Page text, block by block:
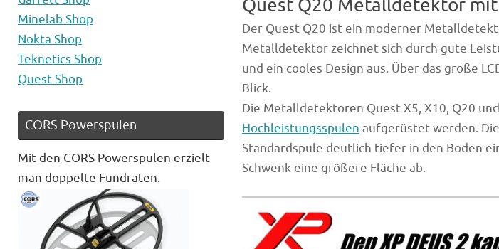
Quest Q20 Metalldetektor mit
Der Quest Q20 ist ein moderner
Metalldetektor zeichnet sich durch gute
und ein cooles Design aus. Über das große
Blick.
Die Metalldetektoren Quest X5, X10, Q20
Hochleistungsspulen aufgerüstet werden.
Standardspule deutlich tiefer in den Boden
Schwenk eine größere Fläche ab.
Minelab Shop
Nokta Shop
Teknetics Shop
Quest Shop
CORS Powerspulen
Mit den CORS Powerspulen erzielt
man doppelte Fundraten.